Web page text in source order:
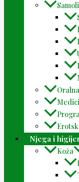
Njega i
Koža